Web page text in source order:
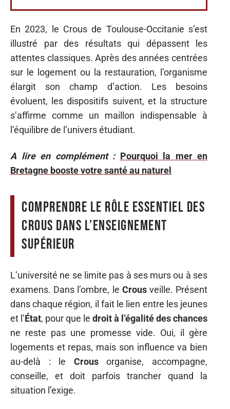
En 2023, le Crous de Toulouse-Occitanie s’est
illustré par des résultats qui dépassent les
attentes classiques. Après des années centrées
sur le logement ou la restauration, l’organisme
élargit son champ d’action. Les besoins
évoluent, les dispositifs suivent, et la structure
s’affirme comme un maillon indispensable à
l’équilibre de l’univers étudiant.
A lire en complément : Pourquoi la mer en
Bretagne booste votre santé au naturel
Comprendre le rôle essentiel des
Crous dans l’enseignement
supérieur
L’université ne se limite pas à ses murs ou à ses
examens. Dans l’ombre, le Crousveille. Présent
dans chaque région, il fait le lien entre les jeunes
et l’État, pour que le droit à l’égalité des chances
ne reste pas une promesse vide. Oui, il gère
logements et repas, mais son influence va bien
au-delà : le Crousorganise, accompagne,
conseille, et doit parfois trancher quand la
situation l’exige.